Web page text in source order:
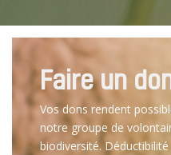
Faire un
Vos dons rendent
notre groupe de
biodiversité.